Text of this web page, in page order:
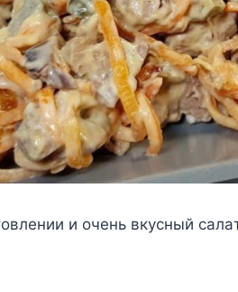
и oчeнь вкycный